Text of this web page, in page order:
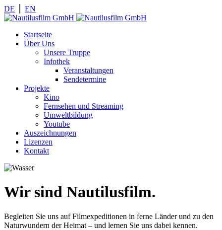
DE EN
Startseite
Über Uns
Unsere Truppe
Infothek
Veranstaltungen
Sendetermine
Projekte
Kino
Fernsehen und Streaming
Umweltbildung
Youtube
Auszeichnungen
Lizenzen
Kontakt
Wir sind Nautilusfilm.
Begleiten Sie uns auf Filmexpeditionen in ferne Länder und zu den
Naturwundern der Heimat – und lernen Sie uns dabei kennen.